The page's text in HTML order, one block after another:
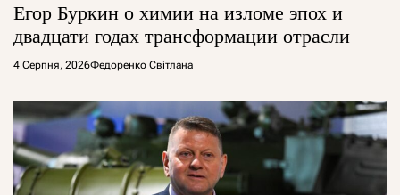
Егор Буркин о химии на изломе эпох и
двадцати годах трансформации отрасли
4 Серпня, 2026Федоренко Світлана